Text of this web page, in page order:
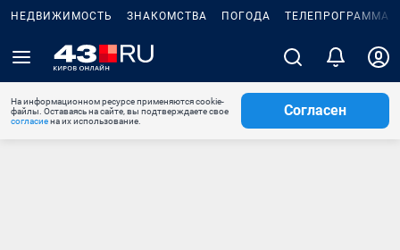
НЕДВИЖИМОСТЬ ЗНАКОМСТВА ПОГОДА ТЕЛЕПРОГРАММА
На информационном ресурсе применяются cookie-
файлы. Оставаясь на сайте, вы подтверждаете свое
согласиена их использование.
Согласен